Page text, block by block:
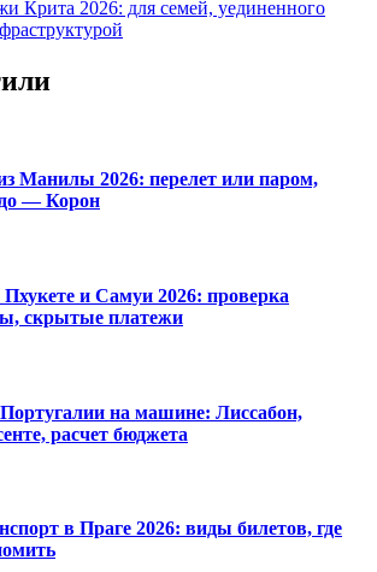
Крита 2026: для семей, уединенного
Манилы 2026: перелет или паром,
— Корон
и Самуи 2026: проверка
скрытые платежи
на машине: Лиссабон,
расчет бюджета
в Праге 2026: виды билетов, где